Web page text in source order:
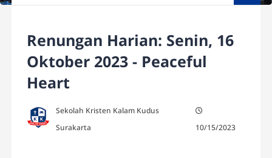
Renungan Harian: Senin, 16
Oktober 2023 - Peaceful
Heart
Sekolah Kristen Kalam Kudus
Surakarta
10/15/2023